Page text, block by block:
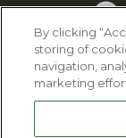
By clicking
storing of
navigation,
marketing